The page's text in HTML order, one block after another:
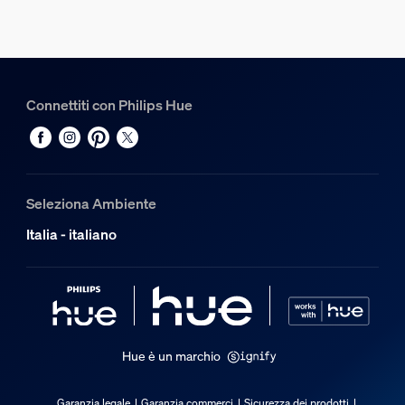
EAN/UPC - Prodotto
8719514466777
Peso netto
0,61 kg
0,89 kg
Altezza
168 mm
Lunghezza
157 mm
Connettiti con Philips Hue
Seleziona Ambiente
Italia - italiano
Hue è un marchio